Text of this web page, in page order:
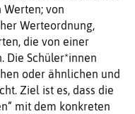
von
Werteordnung,
die von einer
Die Schüler*innen
oder ähnlichen und
Ziel ist es, dass die
mit dem konkreten